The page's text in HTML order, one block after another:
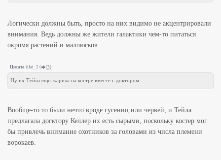
Логически должны быть, просто на них видимо не акцентрировали
внимания. Ведь должны же жители галактики чем-то питаться
окромя растений и маллюсков.
Цитата ilfat_2 ( )
Ну их Тейла ещо жарила на костре вместе с доктором ...
Вообще-то то были нечто вроде гусениц или червей, и Тейла
предлагала догктору Келлер их есть сырыми, поскольку костер мог
бы привлечь внимание охотников за головами из числа племени
ворокаев.